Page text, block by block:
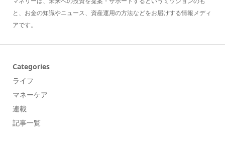
と、お金の知識やニュース、資産運用の方法などをお届けする情報メディ
アです。
Categories
ライフ
マネーケア
連載
記事一覧